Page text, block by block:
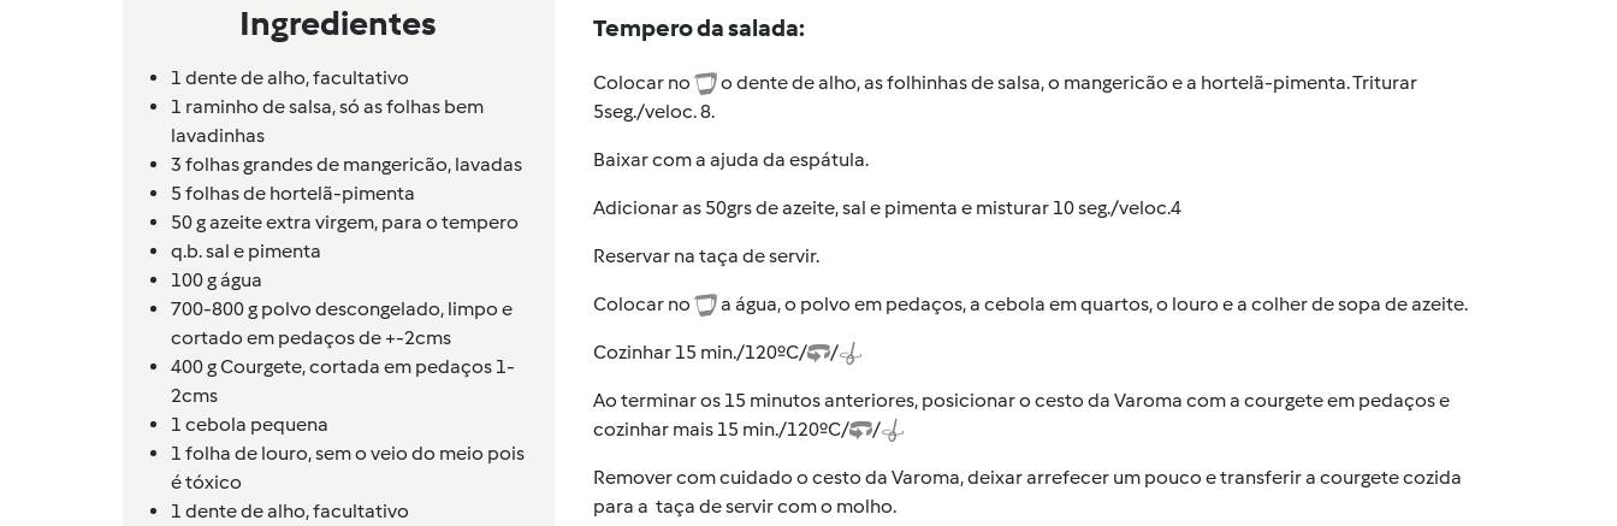
Ingredientes
1 dente de alho,facultativo
1 raminho de salsa,só as folhas bem
lavadinhas
3 folhas grandes de mangericão, lavadas
5 folhas de hortelã-pimenta
50gazeite extra virgem, para o tempero
q.b.sal e pimenta
100gágua
700-800g polvo descongelado, limpo e
cortado em pedaços de +-2cms
400gCourgete,cortada em pedaços 1-
2cms
1 cebola pequena
1 folha de louro,sem o veio do meio pois
é tóxico
1 dente de alho,facultativo
Tempero da salada:
Colocar no
o dente de alho, as folhinhas de salsa, o mangericão e a hortelã-pimenta. Triturar
5seg./veloc. 8.
Baixar com a ajuda da espátula.
Adicionar as 50grs de azeite, sal e pimenta e misturar 10 seg./veloc.4
Reservar na taça de servir.
Colocar no a água, o polvo em pedaços, a cebola em quartos, o louro e a colher de sopa de azeite.
Cozinhar 15 min./120ºC/ /
Ao terminar os 15 minutos anteriores, posicionar o cesto da Varoma com a courgete em pedaços e
cozinhar mais 15 min./120ºC/
/
Remover com cuidado o cesto da Varoma, deixar arrefecer um pouco e transferir a courgete cozida
para a taça de servir com o molho.